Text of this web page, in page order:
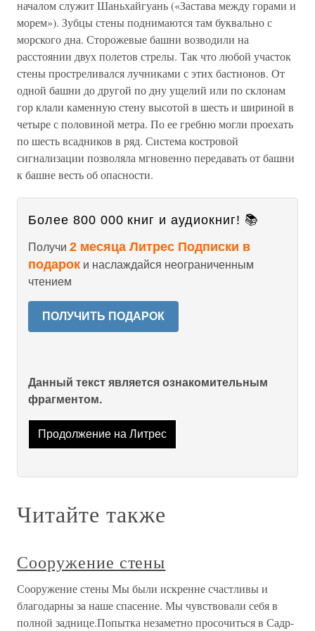
началом служит Шаньхайгуань («Застава между горами и
морем»). Зубцы стены поднимаются там буквально с
морского дна. Сторожевые башни возводили на
расстоянии двух полетов стрелы. Так что любой участок
стены простреливался лучниками с этих бастионов. От
одной башни до другой по дну ущелий или по склонам
гор клали каменную стену высотой в шесть и шириной в
четыре с половиной метра. По ее гребню могли проехать
по шесть всадников в ряд. Система костровой
сигнализации позволяла мгновенно передавать от башни
к башне весть об опасности.
Более 800 000 книг и аудиокниг! 📚
Получи 2 месяца Литрес Подписки в
подарок и наслаждайся неограниченным
чтением
ПОЛУЧИТЬ ПОДАРОК
Данный текст является ознакомительным
фрагментом.
Продолжение на Литрес
Читайте также
Сооружение стены
Сооружение стены Мы были искренне счастливы и
благодарны за наше спасение. Мы чувствовали себя в
полной заднице.Попытка незаметно просочиться в Садр-